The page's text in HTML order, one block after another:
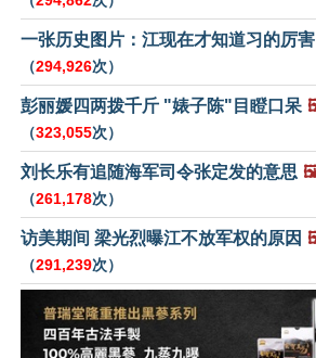
一张历史图片：江现在才知道习的厉害
（294,926次）
彭丽媛四两拨千斤 "婊子陈"目瞪口呆
（323,055次）
刘长乐有追随海军司令张定发的意思
（261,178次）
访美期间 梁光烈曝江不放军权的原因
（291,239次）